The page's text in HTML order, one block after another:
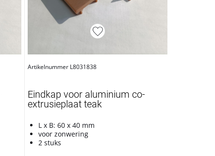
Artikelnummer L8031838
Eindkap voor aluminium co-
extrusieplaat teak
L x B: 60 x 40 mm
voor zonwering
2 stuks